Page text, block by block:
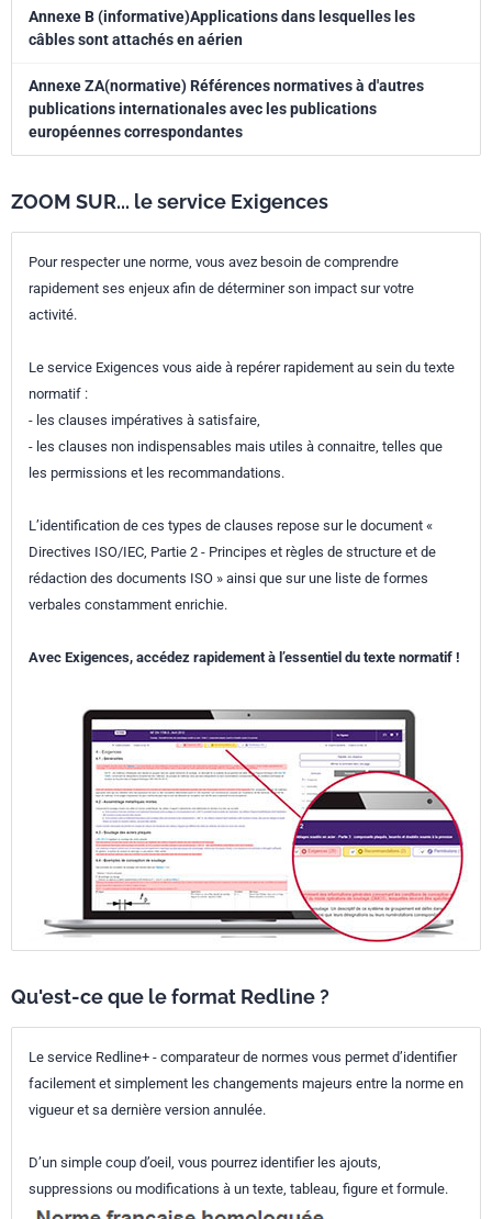
Annexe B (informative)Applications dans lesquelles les
câbles sont attachés en aérien
Annexe ZA(normative) Références normatives à d'autres
publications internationales avec les publications
européennes correspondantes
ZOOM SUR... le service Exigences
Pour respecter une norme, vous avez besoin de comprendre
rapidement ses enjeux afin de déterminer son impact sur votre
activité.
Le service Exigences vous aide à repérer rapidement au sein du texte
normatif :
- les clauses impératives à satisfaire,
- les clauses non indispensables mais utiles à connaitre, telles que
les permissions et les recommandations.
L’identification de ces types de clauses repose sur le document «
Directives ISO/IEC, Partie 2 - Principes et règles de structure et de
rédaction des documents ISO » ainsi que sur une liste de formes
verbales constamment enrichie.
Avec Exigences, accédez rapidement à l’essentiel du texte normatif !
Qu'est-ce que le format Redline ?
Le service Redline+ - comparateur de normes vous permet d’identifier
facilement et simplement les changements majeurs entre la norme en
vigueur et sa dernière version annulée.
D’un simple coup d’oeil, vous pourrez identifier les ajouts,
suppressions ou modifications à un texte, tableau, figure et formule.